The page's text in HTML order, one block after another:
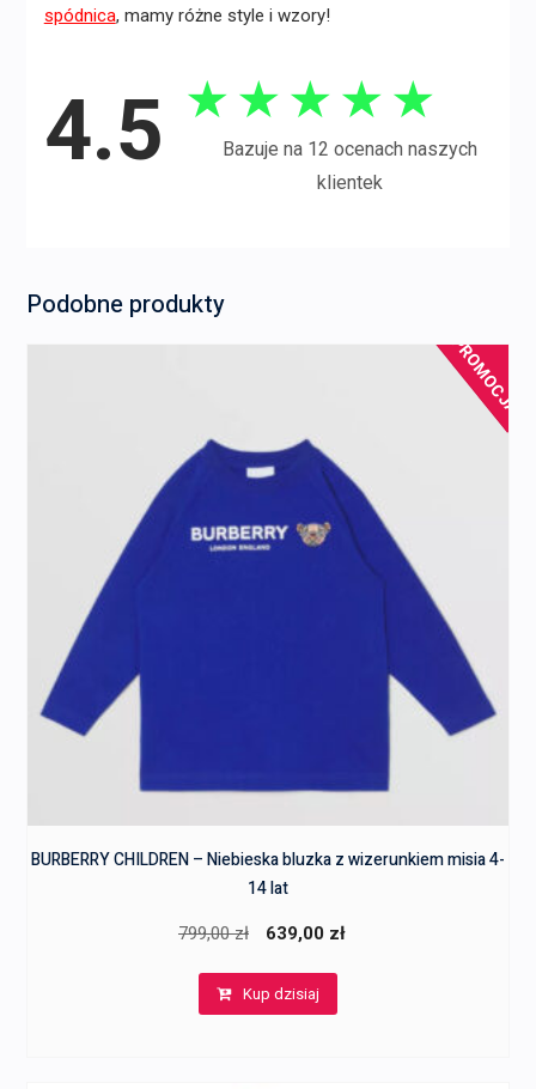
spódnica, mamy różne style i wzory!
4.5 ★ ★ ★ ★ ★
Bazuje na 12 ocenach naszych
klientek
Podobne produkty
PROMOCJA!
BURBERRY CHILDREN – Niebieska bluzka z wizerunkiem misia 4-
14 lat
799,00zł
Pierwotna
wynosiła:
639,00 zł
Kup dzisiaj